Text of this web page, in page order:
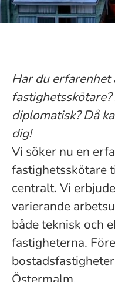
Har du erfarenhet
diplomatisk? Då
dig!
Vi söker nu en
fastighetsskötare
centralt. Vi
varierande
både teknisk och
fastigheterna.